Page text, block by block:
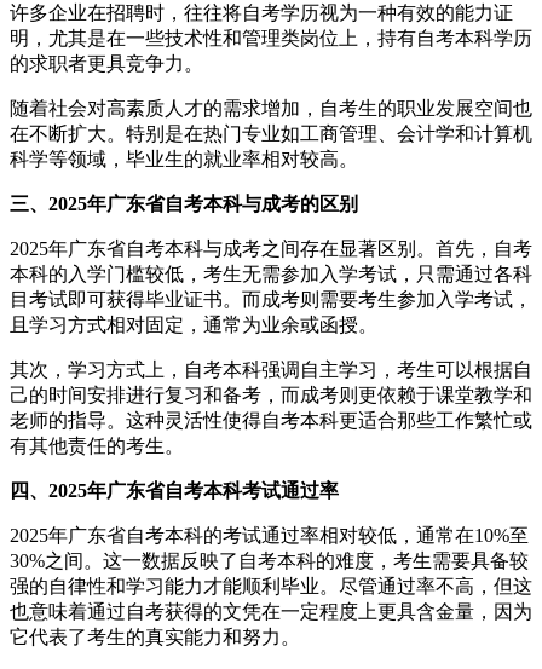
许多企业在招聘时，往往将自考学历视为一种有效的能力证
明，尤其是在一些技术性和管理类岗位上，持有自考本科学历
的求职者更具竞争力。
随着社会对高素质人才的需求增加，自考生的职业发展空间也
在不断扩大。特别是在热门专业如工商管理、会计学和计算机
科学等领域，毕业生的就业率相对较高。
三、2025年广东省自考本科与成考的区别
2025年广东省自考本科与成考之间存在显著区别。首先，自考
本科的入学门槛较低，考生无需参加入学考试，只需通过各科
目考试即可获得毕业证书。而成考则需要考生参加入学考试，
且学习方式相对固定，通常为业余或函授。
其次，学习方式上，自考本科强调自主学习，考生可以根据自
己的时间安排进行复习和备考，而成考则更依赖于课堂教学和
老师的指导。这种灵活性使得自考本科更适合那些工作繁忙或
有其他责任的考生。
四、2025年广东省自考本科考试通过率
2025年广东省自考本科的考试通过率相对较低，通常在10%至
30%之间。这一数据反映了自考本科的难度，考生需要具备较
强的自律性和学习能力才能顺利毕业。尽管通过率不高，但这
也意味着通过自考获得的文凭在一定程度上更具含金量，因为
它代表了考生的真实能力和努力。